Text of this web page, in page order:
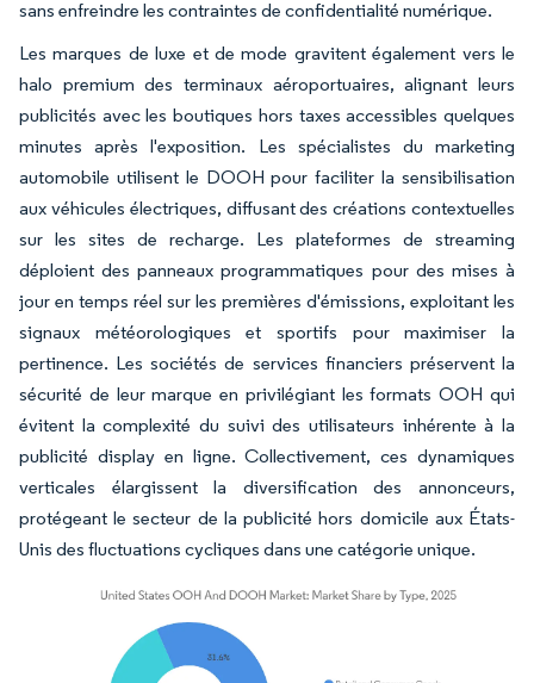
sans enfreindre les contraintes de confidentialité numérique.
Les marques de luxe et de mode gravitent également vers le
halo premium des terminaux aéroportuaires, alignant leurs
publicités avec les boutiques hors taxes accessibles quelques
minutes après l'exposition. Les spécialistes du marketing
automobile utilisent le DOOH pour faciliter la sensibilisation
aux véhicules électriques, diffusant des créations contextuelles
sur les sites de recharge. Les plateformes de streaming
déploient des panneaux programmatiques pour des mises à
jour en temps réel sur les premières d'émissions, exploitant les
signaux météorologiques et sportifs pour maximiser la
pertinence. Les sociétés de services financiers préservent la
sécurité de leur marque en privilégiant les formats OOH qui
évitent la complexité du suivi des utilisateurs inhérente à la
publicité display en ligne. Collectivement, ces dynamiques
verticales élargissent la diversification des annonceurs,
protégeant le secteur de la publicité hors domicile aux États-
Unis des fluctuations cycliques dans une catégorie unique.